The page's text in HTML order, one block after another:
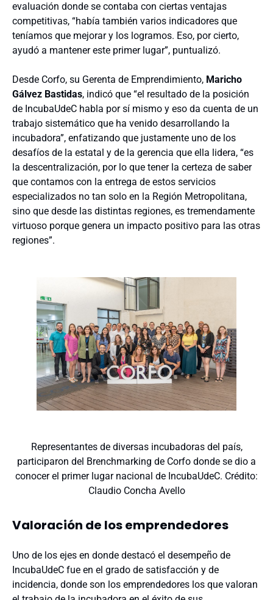
evaluación donde se contaba con ciertas ventajas
competitivas, “había también varios indicadores que
teníamos que mejorar y los logramos. Eso, por cierto,
ayudó a mantener este primer lugar”, puntualizó.
Desde Corfo, su Gerenta de Emprendimiento, Maricho
Gálvez Bastidas, indicó que “el resultado de la posición
de IncubaUdeC habla por sí mismo y eso da cuenta de un
trabajo sistemático que ha venido desarrollando la
incubadora”, enfatizando que justamente uno de los
desafíos de la estatal y de la gerencia que ella lidera, “es
la descentralización, por lo que tener la certeza de saber
que contamos con la entrega de estos servicios
especializados no tan solo en la Región Metropolitana,
sino que desde las distintas regiones, es tremendamente
virtuoso porque genera un impacto positivo para las otras
regiones”.
Representantes de diversas incubadoras del país,
participaron del Brenchmarking de Corfo donde se dio a
conocer el primer lugar nacional de IncubaUdeC. Crédito:
Claudio Concha Avello
Valoración de los emprendedores
Uno de los ejes en donde destacó el desempeño de
IncubaUdeC fue en el grado de satisfacción y de
incidencia, donde son los emprendedores los que valoran